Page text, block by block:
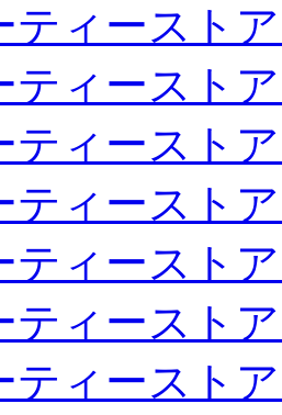
ティースト
ティースト
ティースト
ティースト
ティースト
ティースト
ティースト